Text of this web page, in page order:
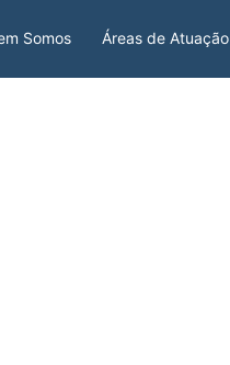
Somos Áreas de Atuação